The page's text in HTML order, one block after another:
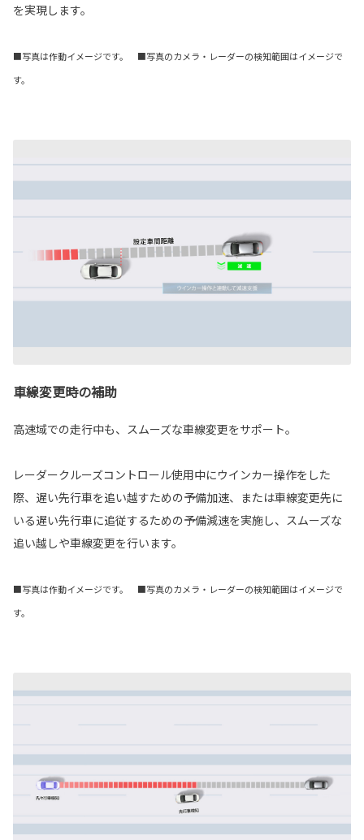
を実現します。
■写真は作動イメージです。 ■写真のカメラ・レーダーの検知範囲はイメージで
す。
車線変更時の補助
高速域での走行中も、スムーズな車線変更をサポート。
レーダークルーズコントロール使用中にウインカー操作をした
際、遅い先行車を追い越すための予備加速、または車線変更先に
いる遅い先行車に追従するための予備減速を実施し、スムーズな
追い越しや車線変更を行います。
■写真は作動イメージです。 ■写真のカメラ・レーダーの検知範囲はイメージで
す。